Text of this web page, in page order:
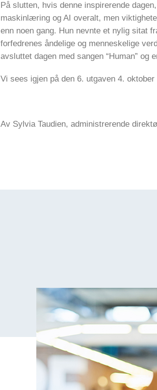
På slutten, hvis denne inspirerende
maskinlæring og AI overalt, men
enn noen gang. Hun nevnte et nylig sitat
forfedrenes åndelige og menneskelige
avsluttet dagen med sangen “Human” og
Vi sees igjen på den 6. utgaven 4. oktober
Av Sylvia Taudien, administrerende